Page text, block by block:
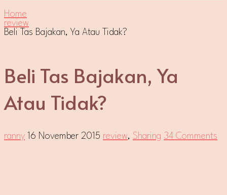
Home
review
Beli Tas Bajakan, Ya Atau Tidak?
Beli Tas Bajakan, Ya
Atau Tidak?
ranny 16 November 2015 review, Sharing 34 Comments